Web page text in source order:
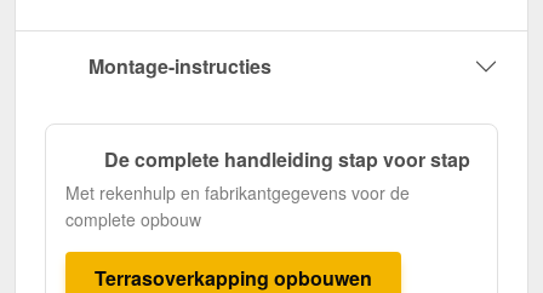
Montage-instructies
De complete handleiding stap voor stap
Met rekenhulp en fabrikantgegevens voor de
complete opbouw
Terrasoverkapping opbouwen